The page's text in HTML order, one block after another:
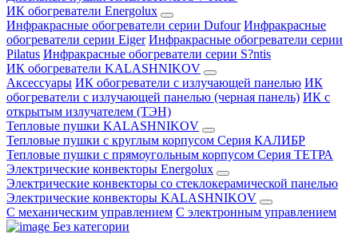
ИК обогреватели Energolux
Инфракрасные обогреватели серии Dufour Инфракрасные
обогреватели серии Eiger Инфракрасные обогреватели серии
Pilatus Инфракрасные обогреватели серии S?ntis
ИК обогреватели KALASHNIKOV
Аксессуары ИК обогреватели с излучающей панелью ИК
обогреватели с излучающей панелью (черная панель) ИК с
открытым излучателем (ТЭН)
Тепловые пушки KALASHNIKOV
Тепловые пушки с круглым корпусом Серия КАЛИБР
Тепловые пушки с прямоугольным корпусом Серия ТЕТРА
Электрические конвекторы Energolux
Электрические конвекторы со стеклокерамической панелью
Электрические конвекторы KALASHNIKOV
С механическим управлением С электронным управлением
Без категории